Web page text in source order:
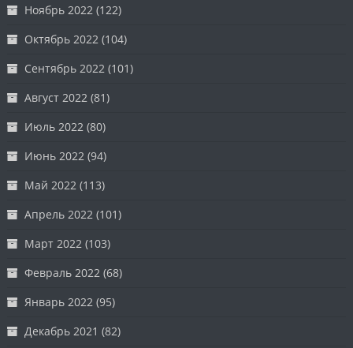
Ноябрь 2022 (122)
Октябрь 2022 (104)
Сентябрь 2022 (101)
Август 2022 (81)
Июль 2022 (80)
Июнь 2022 (94)
Май 2022 (113)
Апрель 2022 (101)
Март 2022 (103)
Февраль 2022 (68)
Январь 2022 (95)
Декабрь 2021 (82)